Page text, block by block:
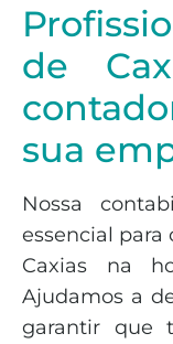
de
sua
Nossa
essencial
Caxias na
Ajudamos a
garantir que